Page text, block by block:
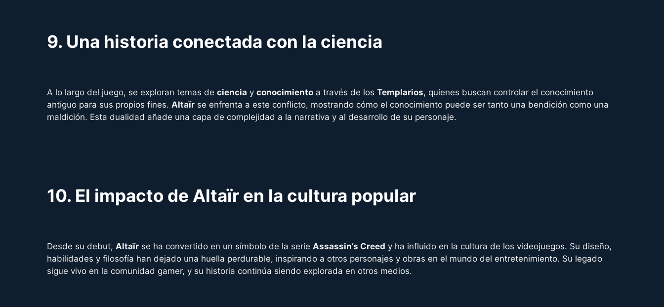
9. Una historia conectada con la ciencia
A lo largo del juego, se exploran temas de ciencia y conocimientoa través de los Templarios, quienes buscan controlar el conocimiento
antiguo para sus propios fines. Altaïrse enfrenta a este conflicto, mostrando cómo el conocimiento puede ser tanto una bendición como una
maldición. Esta dualidad añade una capa de complejidad a la narrativa y al desarrollo de su personaje.
10. El impacto de Altaïr en la cultura popular
Desde su debut, Altaïrse ha convertido en un símbolo de la serie Assassin’s Creed y ha influido en la cultura de los videojuegos. Su diseño,
habilidades y filosofía han dejado una huella perdurable, inspirando a otros personajes y obras en el mundo del entretenimiento. Su legado
sigue vivo en la comunidad gamer, y su historia continúa siendo explorada en otros medios.